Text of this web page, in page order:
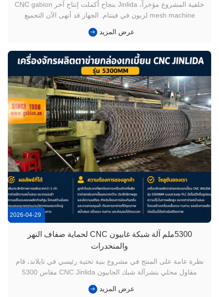
خلفية المشروع مؤخراً، Jinlida بنجاح أكملت إنتاج آخر CNC gabion
mesh machine لزبون في فيتنام. الجهاز قد أنهى الآن التجميع
هذا التعاون لم يأتي من تحقيق جديد وحده.تعلم العميل عن جينليدا
عرض المزيد
2026-04-29
5300ملم آلة شبكة غابيون CNC لحماية ضفاف النهر
والمنحدرات
نظرة عامة على المنتج في مشروع بنية تحتية رئيسي في تايلاند، قام
مقاول محلي بنشرآلة شبك الجابيون CNC Jinlida مقاس 5300
أقفاص جابيون كبيرة ومتينة قادرة على تحمل الأمطار الغزيرة
عرض المزيد